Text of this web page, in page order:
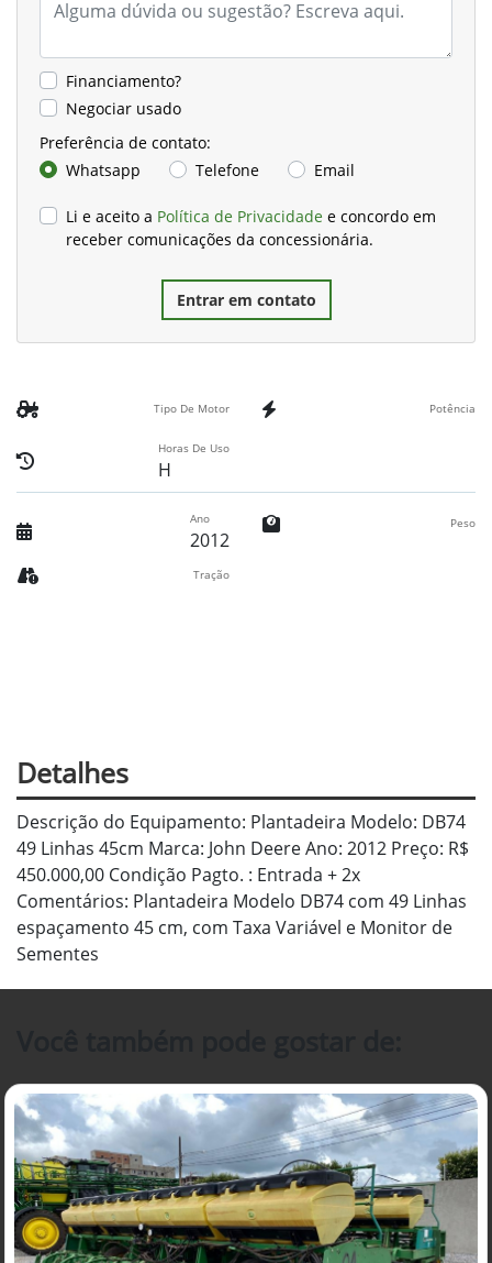
Financiamento?
Negociar usado
Preferência de contato:
Whatsapp
Telefone Email
Li e aceito a Política de Privacidade e concordo em
receber comunicações da concessionária.
Entrar em contato
Tipo De Motor Potência
Horas De Uso
H
Ano
2012
Peso
Tração
Detalhes
Descrição do Equipamento: Plantadeira Modelo: DB74
49 Linhas 45cm Marca: John Deere Ano: 2012 Preço: R$
450.000,00 Condição Pagto. : Entrada + 2x
Comentários: Plantadeira Modelo DB74 com 49 Linhas
espaçamento 45 cm, com Taxa Variável e Monitor de
Sementes